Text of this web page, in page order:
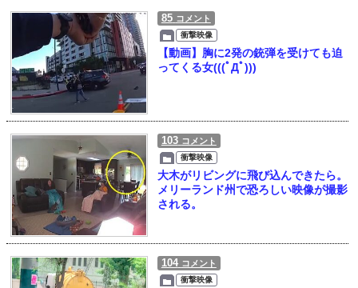
85 コメント
衝撃映像
【動画】胸に2発の銃弾を受けても迫
ってくる女(((ﾟДﾟ)))
103 コメント
衝撃映像
大木がリビングに飛び込んできたら。
メリーランド州で恐ろしい映像が撮影
される。
104 コメント
衝撃映像